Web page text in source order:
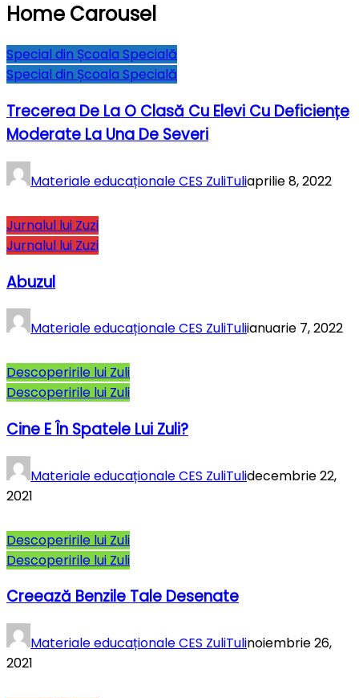
Home Carousel
Special din Școala Specială
Special din Școala Specială
Trecerea De La O Clasă Cu Elevi Cu Deficiențe
Moderate La Una De Severi
Materiale educaționale CES ZuliTuliaprilie 8, 2022
Jurnalul lui Zuzi
Jurnalul lui Zuzi
Abuzul
Materiale educaționale CES ZuliTuliianuarie 7, 2022
Descoperirile lui Zuli
Descoperirile lui Zuli
Cine E În Spatele Lui Zuli?
Materiale educaționale CES ZuliTulidecembrie 22,
2021
Descoperirile lui Zuli
Descoperirile lui Zuli
Creează Benzile Tale Desenate
Materiale educaționale CES ZuliTulinoiembrie 26,
2021